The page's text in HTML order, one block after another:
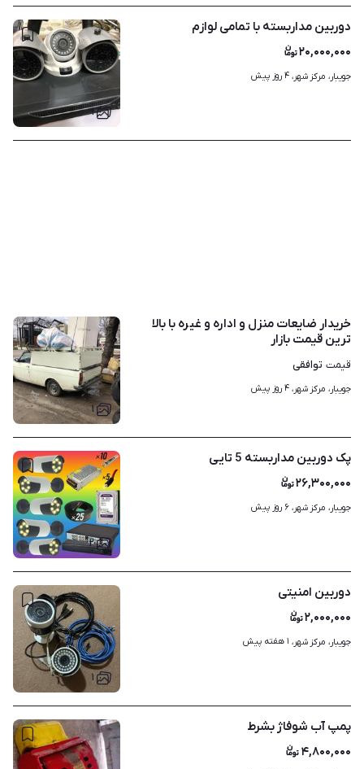
۱
دوربین مداربسته با تمامی لوازم
۲۰,۰۰۰,۰۰۰
جویبار، مرکز شهر، ۴ روز پیش
۱
خریدار ضایعات منزل و اداره و غیره با بالا
ترین قیمت بازار
قیمت توافقی
جویبار، مرکز شهر، ۴ روز پیش
۲
پک دوربین مداربسته 5 تایی
۲۶,۳۰۰,۰۰۰
جویبار، مرکز شهر، ۶ روز پیش
۱
دوربین امنیتی
۲,۰۰۰,۰۰۰
جویبار، مرکز شهر، ۱ هفته پیش
پمپ آب شوفاژ بشرط
۴,۸۰۰,۰۰۰